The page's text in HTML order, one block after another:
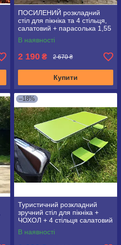
ПОСИЛЕНИЙ розкладний
стіл для пікніка та 4 стільця,
салатовий + парасолька 1,55
м у подарунок!
В наявності
2 190 ₴ 2 670 ₴
Купити
–18%
Туристичний розкладний
зручний стіл для пікніка +
ЧОХОЛ + 4 стільця салатовий
В наявності